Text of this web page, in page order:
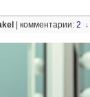
комментарии: 2 ↓